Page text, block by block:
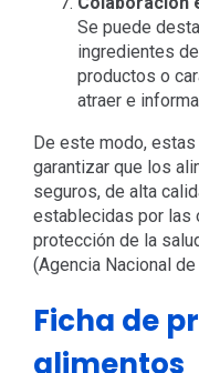
Se puede
ingredientes
productos o
atraer e
De este modo,
garantizar que los
seguros, de alta
establecidas por las
protección de la
(Agencia Nacional
Ficha de
alimentos